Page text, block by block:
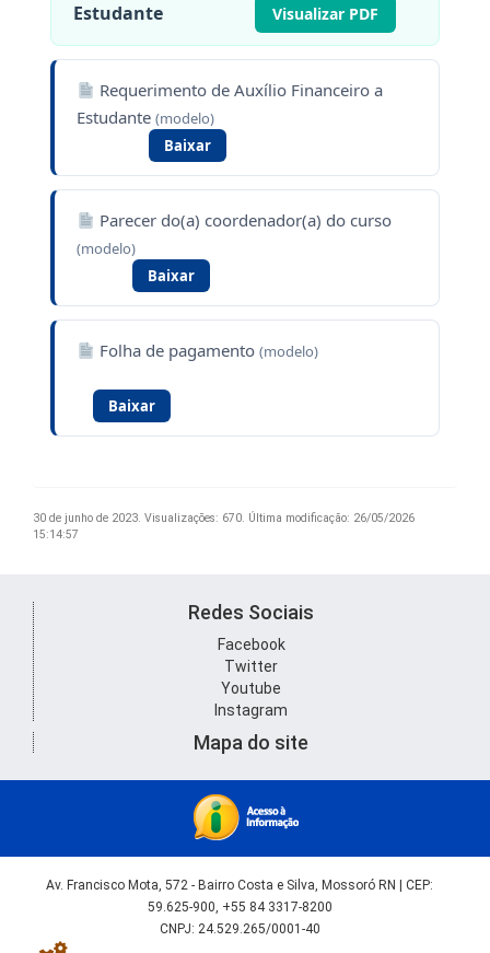
Estudante
Visualizar PDF
Requerimento de Auxílio Financeiro a
Estudante (modelo)
Baixar
Parecer do(a) coordenador(a) do curso
(modelo)
Baixar
Folha de pagamento(modelo)
Baixar
30 de junho de 2023. Visualizações: 670. Última modificação: 26/05/2026
15:14:57
Redes Sociais
Facebook
Twitter
Youtube
Instagram
Mapa do site
Av. Francisco Mota, 572 - Bairro Costa e Silva, Mossoró RN | CEP:
59.625-900, +55 84 3317-8200
CNPJ: 24.529.265/0001-40